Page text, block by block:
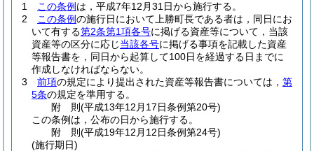
1
この条例 は，平成7年12月31日から施行する。
2
この条例の施行日において上勝町長である者は，同日にお
いて有する第2条第1項各号に掲げる資産等について，当該
資産等の区分に応じ当該各号に掲げる事項を記載した資産
等報告書を，同日から起算して100日を経過する日までに
作成しなければならない。
3
前項の規定により提出された資産等報告書については， 第
5条の規定を準用する。
附 則(平成13年12月17日条例第20号)
この条例は，公布の日から施行する。
附 則(平成19年12月12日条例第24号)
(施行期日)